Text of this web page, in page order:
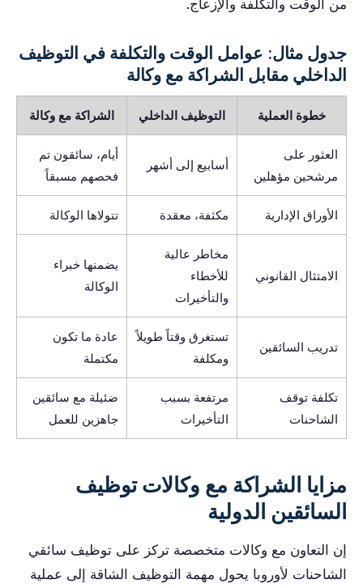
من الوقت والتكلفة والإزعاج.
جدول مثال: عوامل الوقت والتكلفة في التوظيف
الداخلي مقابل الشراكة مع وكالة
خطوة العملية التوظيف الداخلي الشراكة مع وكالة
العثور على
مرشحين مؤهلين
أسابيع إلى أشهر
أيام، سائقون تم
فحصهم مسبقاً
الأوراق الإدارية مكثفة، معقدة تتولاها الوكالة
الامتثال القانوني
مخاطر عالية
للأخطاء
والتأخيرات
يضمنها خبراء
الوكالة
تدريب السائقين
تستغرق وقتاً طويلاً
ومكلفة
عادة ما تكون
مكتملة
تكلفة توقف
الشاحنات
مرتفعة بسبب
التأخيرات
ضئيلة مع سائقين
جاهزين للعمل
مزايا الشراكة مع وكالات توظيف
السائقين الدولية
إن التعاون مع وكالات متخصصة تركز على توظيف سائقي
الشاحنات لأوروبا يحول مهمة التوظيف الشاقة إلى عملية